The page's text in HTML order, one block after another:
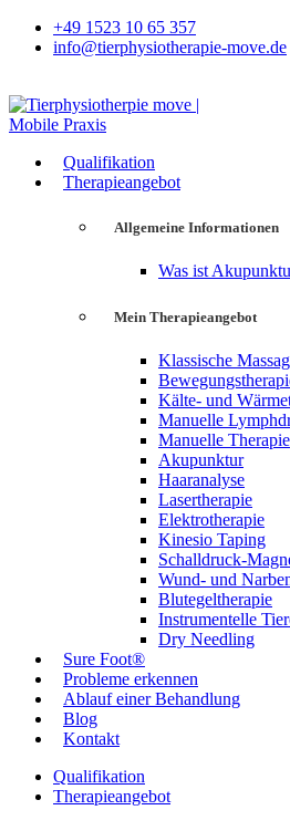
+49 1523 10 65 357
info@tierphysiotherapie-move.de
Qualifikation
Therapieangebot
Allgemeine Informationen
Was ist
Mein Therapieangebot
Klassische
Kälte- und
Manuelle
Manuelle Therapie
Akupunktur
Haaranalyse
Lasertherapie
Elektrotherapie
Kinesio Taping
Schalldruck-
Wund- und
Blutegeltherapie
Instrumentelle
Dry Needling
Sure Foot®
Probleme erkennen
Ablauf einer Behandlung
Blog
Kontakt
Qualifikation
Therapieangebot